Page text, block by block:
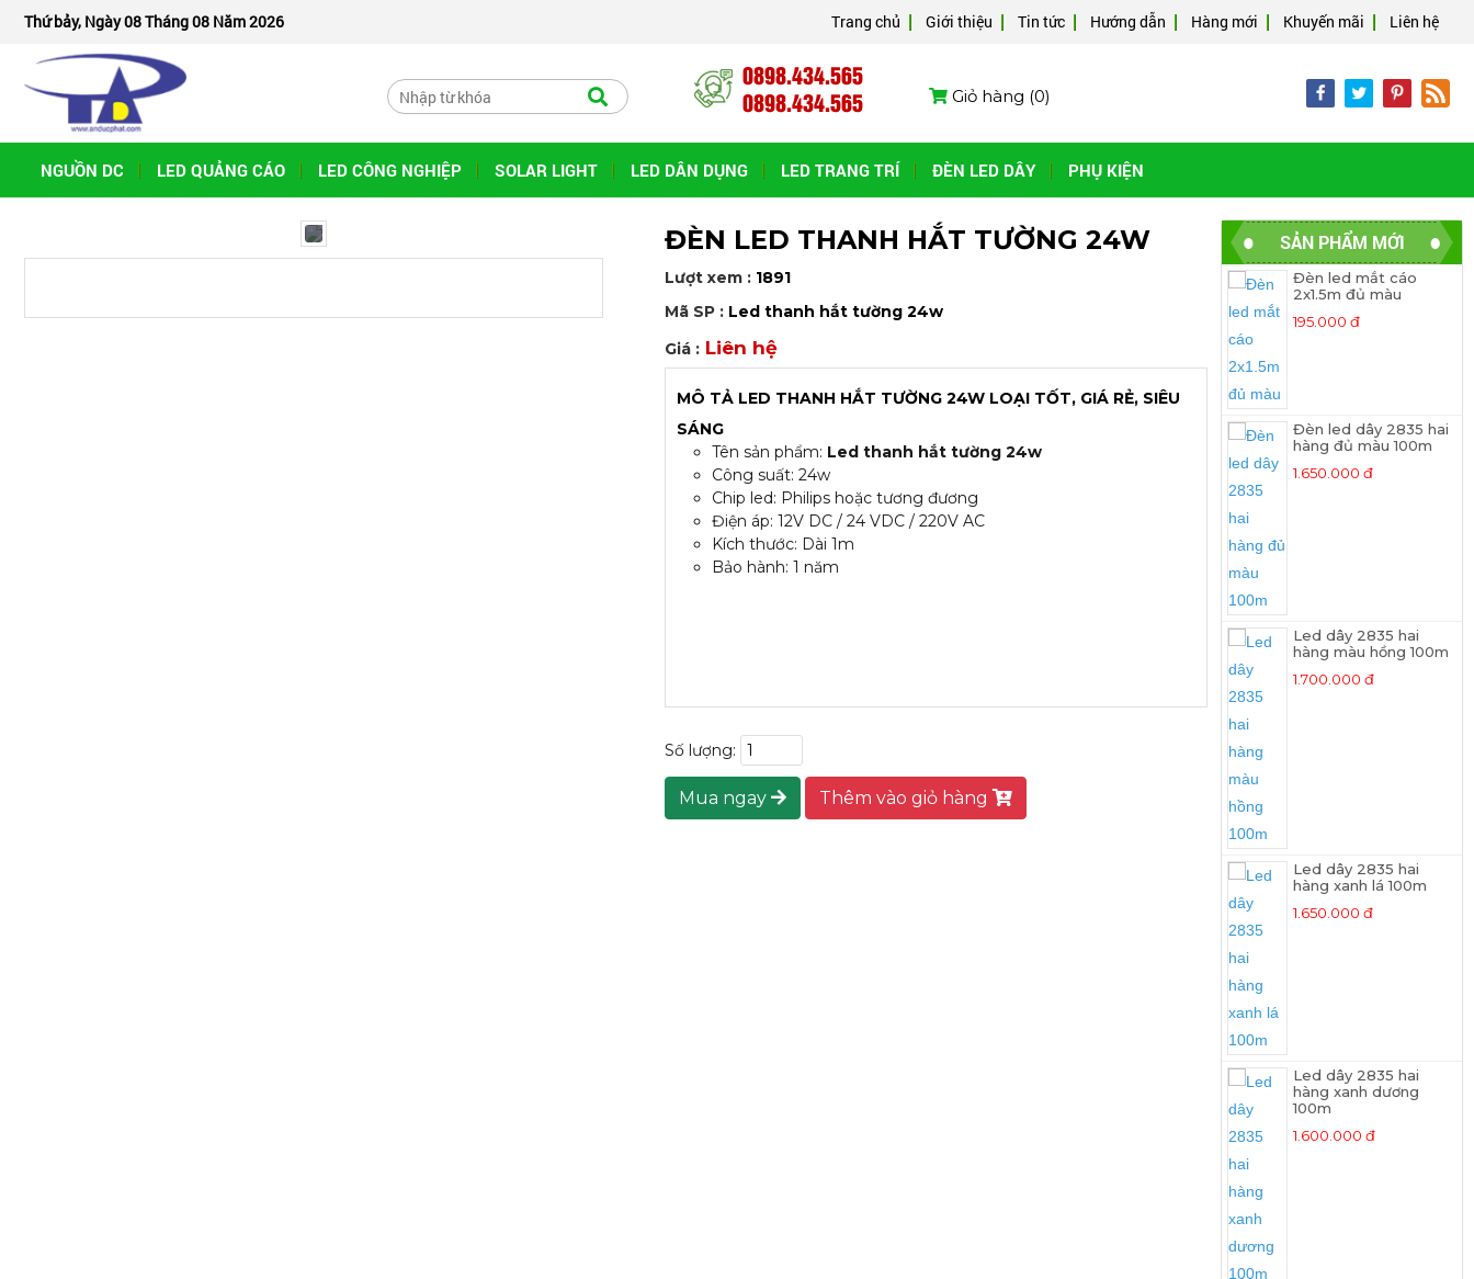
Thứ bảy, Ngày 08 Tháng 08 Năm 2026 Trang chủ Giới thiệu Tin tức Hướng dẫn Hàng mới Khuyến mãi Liên hệ
0898.434.565
0898.434.565
Giỏ hàng (0)
NGUỒN DC LED QUẢNG CÁO LED CÔNG NGHIỆP SOLAR LIGHT LED DÂN DỤNG LED TRANG TRÍ ĐÈN LED DÂY PHỤ KIỆN
ĐÈN LED THANH HẮT TƯỜNG 24W
Lượt xem : 1891
Mã SP : Led thanh hắt tường 24w
Giá : Liên hệ
MÔ TẢ LED THANH HẮT TƯỜNG 24W LOẠI TỐT, GIÁ RẺ, SIÊU
SÁNG
Tên sản phẩm: Led thanh hắt tường 24w
Công suất: 24w
Chip led: Philips hoặc tương đương
Điện áp: 12V DC / 24 VDC / 220V AC
Kích thước: Dài 1m
Bảo hành: 1 năm
Số lượng:
Mua ngay Thêm vào giỏ hàng
SẢN PHẨM MỚI
Đèn led mắt cáo
2x1.5m đủ màu
195.000 đ
Đèn led dây 2835 hai
hàng đủ màu 100m
1.650.000 đ
Led dây 2835 hai
hàng màu hồng 100m
1.700.000 đ
Led dây 2835 hai
hàng xanh lá 100m
1.650.000 đ
Led dây 2835 hai
hàng xanh dương
100m
1.600.000 đ